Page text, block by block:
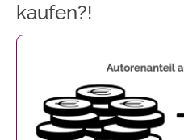
kaufen?!